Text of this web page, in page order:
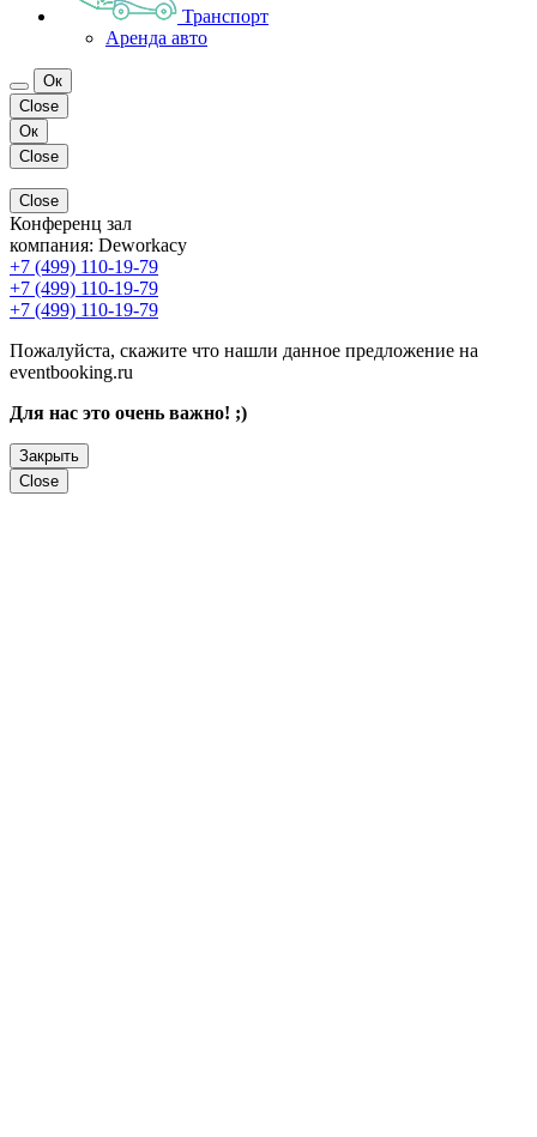
Транспорт
Аренда авто
Ок
Close
Ок
Close
Close
Конференц зал
компания: Deworkacy
+7 (499) 110-19-79
+7 (499) 110-19-79
+7 (499) 110-19-79
Пожалуйста, скажите что нашли данное предложение на
eventbooking.ru
Для нас это очень важно! ;)
Закрыть
Close